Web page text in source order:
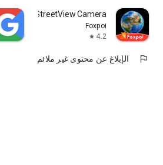
3D Map-StreetView Camera
Foxpoi
4.2
star
flag الإبلاغ عن محتوى غير ملائم